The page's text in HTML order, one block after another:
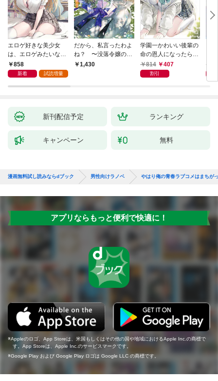
エロゲ好きな美少女
は、エロゲみたいなこ
と全部シてほしい【電
子ＳＳ特典付き】
858
新着 試読増量
だから、私言ったわよ
ね？ 〜没落令嬢の案
外楽しい領地改革〜
1,430
学園一かわいい後輩の
命の恩人になったら、
通い妻になって関係を
迫ってくる。
814 407
割引
新刊配信予定 ランキング
キャンペーン 無料
漫画無料試し読みならdブック 男性向けラノベ やはり俺の青春ラブコメはまちが
アプリならもっと便利で快適に！
Appleのロゴ、App Storeは、米国もしくはその他の国や地域におけるApple Inc.の商標で
す。App Storeは、Apple Inc.のサービスマークです。
Google Play および Google Play ロゴは Google LLC の商標です。